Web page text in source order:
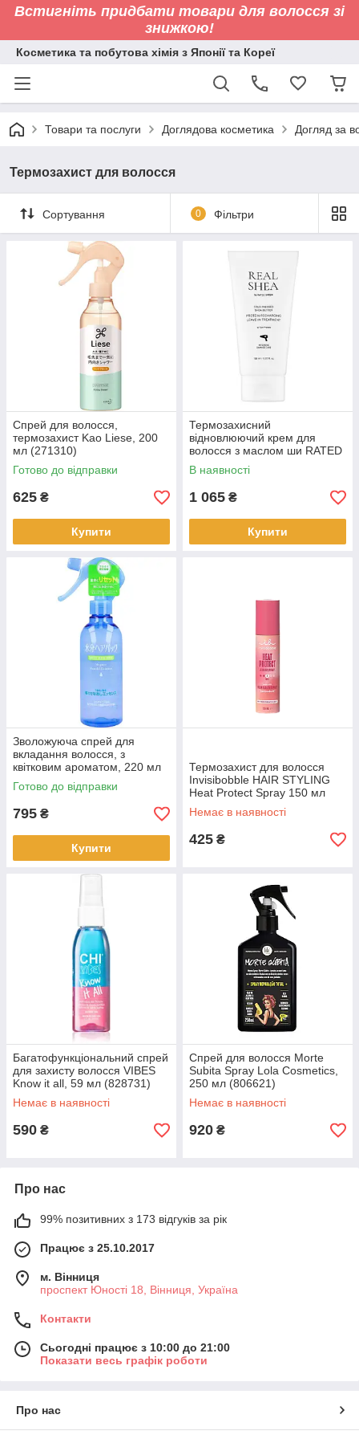
Встигніть придбати товари для волосся зі
знижкою!
Косметика та побутова хімія з Японії та Кореї
Товари та послуги Доглядова косметика Догляд за
Термозахист для волосся
Сортування 0 Фільтри
Спрей для волосся,
термозахист Kao Liese, 200
мл (271310)
Готово до відправки
625 ₴
Купити
Термозахисний
відновлюючий крем для
волосся з маслом ши RATED
GREEN Real Shea Gold
Pressed Shea Butter Leave-in
В наявності
1 065 ₴
Купити
Зволожуюча спрей для
вкладання волосся, з
квітковим ароматом, 220 мл
Готово до відправки
795 ₴
Купити
Термозахист для волосся
Invisibobble HAIR STYLING
Heat Protect Spray 150 мл
(078551)
Немає в наявності
425 ₴
Багатофункціональний спрей
для захисту волосся VIBES
Know it all, 59 мл (828731)
Немає в наявності
590 ₴
Спрей для волосся Morte
Subita Spray Lola Cosmetics,
250 мл (806621)
Немає в наявності
920 ₴
Про нас
99% позитивних з 173 відгуків за рік
Працює з 25.10.2017
м. Вінниця
проспект Юності 18, Вінниця, Україна
Контакти
Сьогодні працює з 10:00 до 21:00
Показати весь графік роботи
Про нас